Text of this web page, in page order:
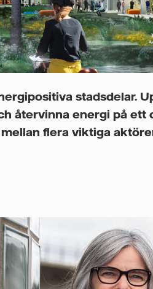
stadsdelar.
återvinna energi på ett
flera viktiga